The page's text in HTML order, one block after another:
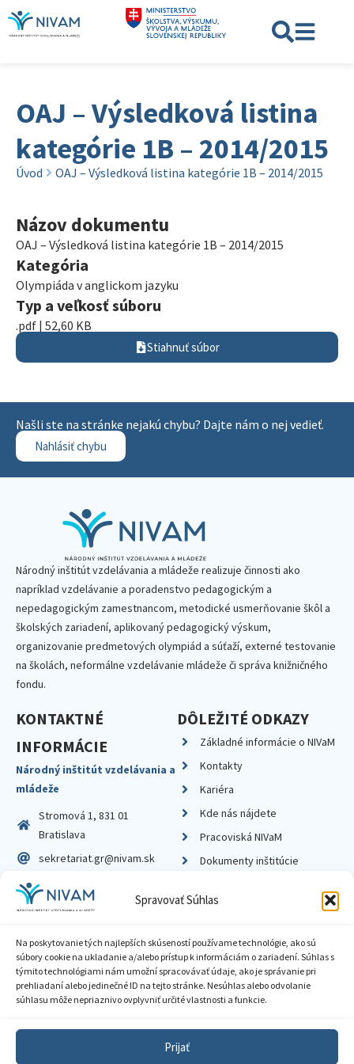
Spravovať Súhlas
Na poskytovanie tých najlepších skúseností používame technológie, ako sú
súbory cookie na ukladanie a/alebo prístup k informáciám o zariadení. Súhlas s
týmito technológiami nám umožní spracovávať údaje, ako je správanie pri
prehliadaní alebo jedinečné ID na tejto stránke. Nesúhlas alebo odvolanie
súhlasu môže nepriaznivo ovplyvniť určité vlastnosti a funkcie.
Prijať
OAJ – Výsledková listina
kategórie 1B – 2014/2015
Úvod OAJ – Výsledková listina kategórie 1B – 2014/2015
Názov dokumentu
OAJ – Výsledková listina kategórie 1B – 2014/2015
Kategória
Olympiáda v anglickom jazyku
Typ a veľkosť súboru
.pdf | 52,60 KB
Stiahnuť súbor
Našli ste na stránke nejakú chybu? Dajte nám o nej vedieť.
Nahlásiť chybu
Národný inštitút vzdelávania a mládeže realizuje činnosti ako
napríklad vzdelávanie a poradenstvo pedagogickým a
nepedagogickým zamestnancom, metodické usmerňovanie škôl a
školských zariadení, aplikovaný pedagogický výskum,
organizovanie predmetových olympiád a súťaží, externé testovanie
na školách, neformálne vzdelávanie mládeže či správa knižničného
fondu.
KONTAKTNÉ
INFORMÁCIE
Národný inštitút vzdelávania a
mládeže
Stromová 1, 831 01
Bratislava
sekretariat.gr@nivam.sk
IČO: 00164348
DIČ: 2020798714
DÔLEŽITÉ ODKAZY
Základné informácie o NIVaM
Kontakty
Kariéra
Kde nás nájdete
Pracoviská NIVaM
Dokumenty inštitúcie
Zásady ochrany súkromia
Sprístupnenie informácií